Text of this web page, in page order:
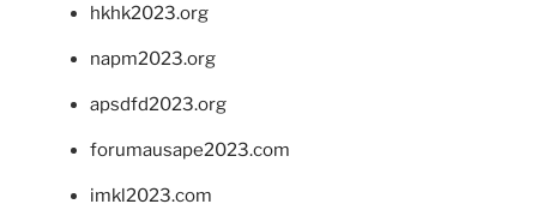
hkhk2023.org
napm2023.org
apsdfd2023.org
forumausape2023.com
imkl2023.com